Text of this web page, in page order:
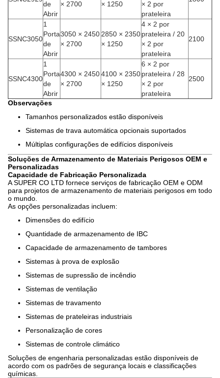
de
Abrir
× 2700
× 1250
× 2 por
prateleira
SSNC3050
1
Porta
de
Abrir
3050 × 2450
× 2700
2850 × 2350
× 1250
4 × 2 por
prateleira / 20
× 2 por
prateleira
2100
SSNC4300
1
Porta
de
Abrir
4300 × 2450
× 2700
4100 × 2350
× 1250
6 × 2 por
prateleira / 28
× 2 por
prateleira
2500
Observações
Tamanhos personalizados estão disponíveis
Sistemas de trava automática opcionais suportados
Múltiplas configurações de edifícios disponíveis
Soluções de Armazenamento de Materiais Perigosos OEM e
Personalizadas
Capacidade de Fabricação Personalizada
A SUPER CO LTD fornece serviços de fabricação OEM e ODM
para projetos de armazenamento de materiais perigosos em todo
o mundo.
As opções personalizadas incluem:
Dimensões do edifício
Quantidade de armazenamento de IBC
Capacidade de armazenamento de tambores
Sistemas à prova de explosão
Sistemas de supressão de incêndio
Sistemas de ventilação
Sistemas de travamento
Sistemas de prateleiras industriais
Personalização de cores
Sistemas de controle climático
Soluções de engenharia personalizadas estão disponíveis de
acordo com os padrões de segurança locais e classificações
químicas.